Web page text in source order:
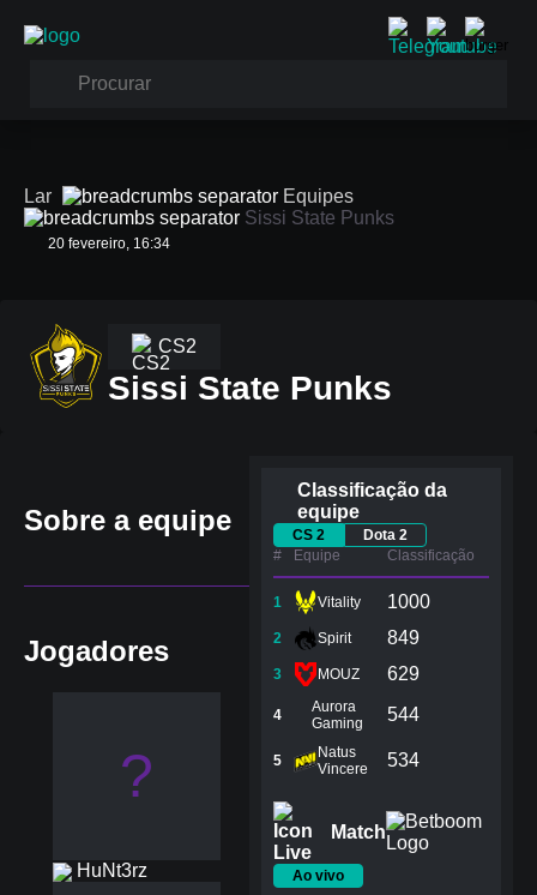
Lar
Equipes
Sissi State Punks
20 fevereiro, 16:34
CS2
Sissi State Punks
Sobre a equipe
Jogadores
?
HuNt3rz
Classificação da
equipe
CS 2
Dota 2
#
Equipe Сlassificação
1 Vitality 1000
2 Spirit 849
3 MOUZ 629
4
Aurora
Gaming
544
5
Natus
Vincere
534
Match
Ao vivo